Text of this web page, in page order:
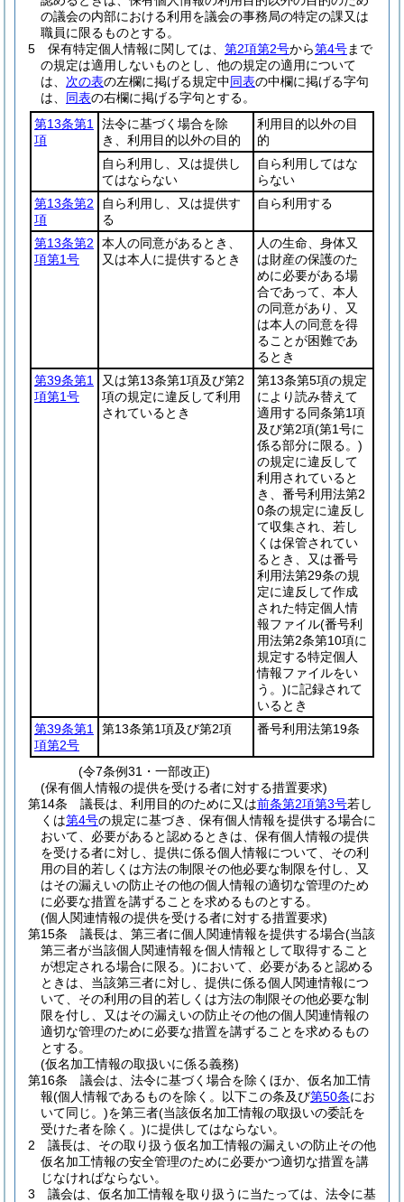
の議会の内部における利用を議会の事務局の特定の課又は
職員に限るものとする。
5
保有特定個人情報に関しては、 第2項第2号から第4号まで
の規定は適用しないものとし、他の規定の適用について
は、 次の表の左欄に掲げる規定中同表の中欄に掲げる字句
は、 同表の右欄に掲げる字句とする。
第13条第1
項
法令に基づく場合を除
き、利用目的以外の目的
利用目的以外の目
的
自ら利用し、又は提供し
てはならない
自ら利用してはな
らない
第13条第2
項
自ら利用し、又は提供す
る
自ら利用する
第13条第2
項第1号
本人の同意があるとき、
又は本人に提供するとき
人の生命、身体又
は財産の保護のた
めに必要がある場
合であって、本人
の同意があり、又
は本人の同意を得
ることが困難であ
るとき
第39条第1
項第1号
又は第13条第1項及び第2
項の規定に違反して利用
されているとき
第13条第5項の規定
により読み替えて
適用する同条第1項
及び第2項(第1号に
係る部分に限る。)
の規定に違反して
利用されていると
き、番号利用法第2
0条の規定に違反し
て収集され、若し
くは保管されてい
るとき、又は番号
利用法第29条の規
定に違反して作成
された特定個人情
報ファイル(番号利
用法第2条第10項に
規定する特定個人
情報ファイルをい
う。)に記録されて
いるとき
第39条第1
項第2号
第13条第1項及び第2項 番号利用法第19条
(令7条例31・一部改正)
(保有個人情報の提供を受ける者に対する措置要求)
第14条
議長は、利用目的のために又は前条第2項第3号若し
くは第4号の規定に基づき、保有個人情報を提供する場合に
おいて、必要があると認めるときは、保有個人情報の提供
を受ける者に対し、提供に係る個人情報について、その利
用の目的若しくは方法の制限その他必要な制限を付し、又
はその漏えいの防止その他の個人情報の適切な管理のため
に必要な措置を講ずることを求めるものとする。
(個人関連情報の提供を受ける者に対する措置要求)
第15条
議長は、第三者に個人関連情報を提供する場合(当該
第三者が当該個人関連情報を個人情報として取得すること
が想定される場合に限る。)において、必要があると認める
ときは、当該第三者に対し、提供に係る個人関連情報につ
いて、その利用の目的若しくは方法の制限その他必要な制
限を付し、又はその漏えいの防止その他の個人関連情報の
適切な管理のために必要な措置を講ずることを求めるもの
とする。
(仮名加工情報の取扱いに係る義務)
第16条
議会は、法令に基づく場合を除くほか、仮名加工情
報(個人情報であるものを除く。以下この条及び第50条にお
いて同じ。)を第三者(当該仮名加工情報の取扱いの委託を
受けた者を除く。)に提供してはならない。
2
議長は、その取り扱う仮名加工情報の漏えいの防止その他
仮名加工情報の安全管理のために必要かつ適切な措置を講
じなければならない。
3
議会は、仮名加工情報を取り扱うに当たっては、法令に基